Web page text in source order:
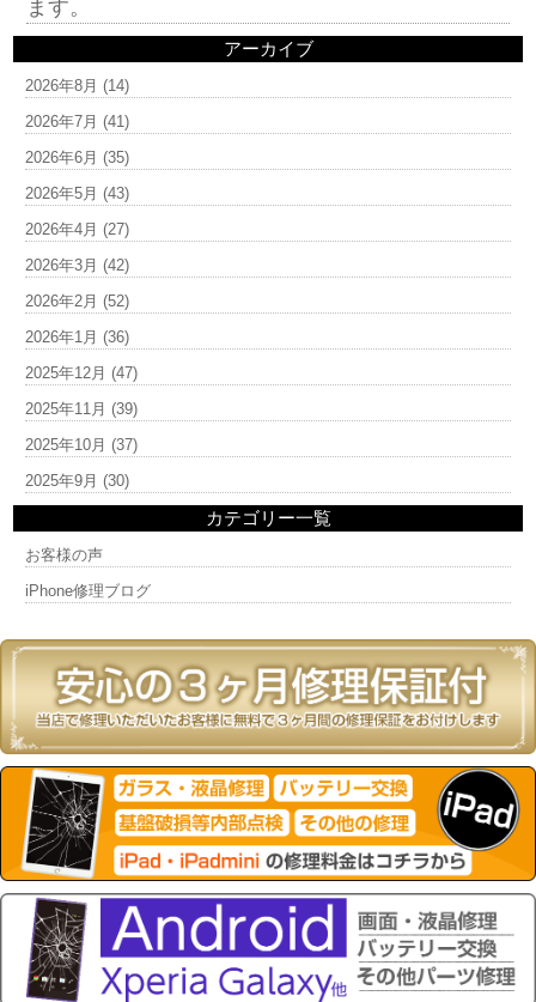
ます。
アーカイブ
2026年8月 (14)
2026年7月 (41)
2026年6月 (35)
2026年5月 (43)
2026年4月 (27)
2026年3月 (42)
2026年2月 (52)
2026年1月 (36)
2025年12月 (47)
2025年11月 (39)
2025年10月 (37)
2025年9月 (30)
カテゴリー一覧
お客様の声
iPhone修理ブログ